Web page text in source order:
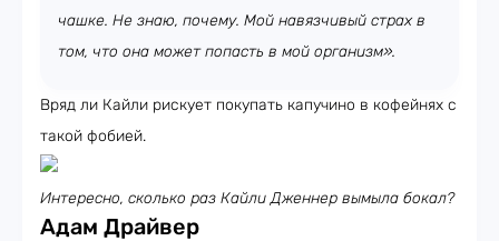
чашке. Не знаю, почему. Мой навязчивый страх в
том, что она может попасть в мой организм».
Вряд ли Кайли рискует покупать капучино в кофейнях с
такой фобией.
Интересно, сколько раз Кайли Дженнер вымыла бокал?
Адам Драйвер